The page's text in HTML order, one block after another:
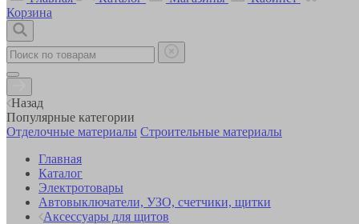
Корзина
Назад
Популярные категории
Отделочные материалы Строительные материалы
Главная
Каталог
Электротовары
Автовыключатели, УЗО, счетчики, щитки
Аксессуары для щитов